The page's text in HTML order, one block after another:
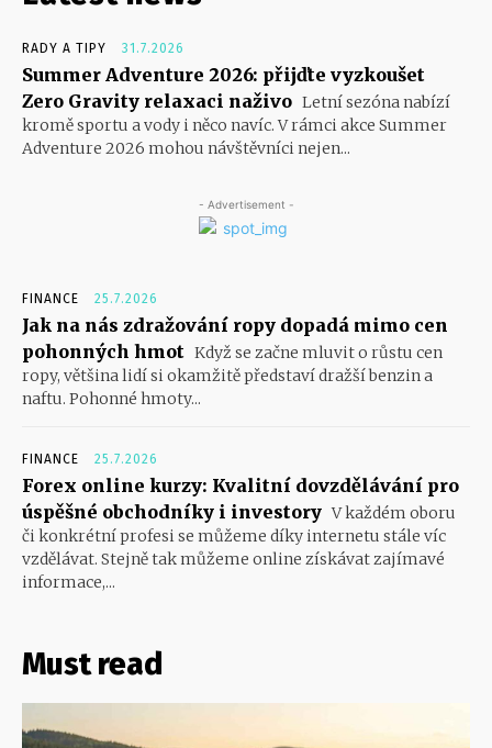
RADY A TIPY 31.7.2026
Summer Adventure 2026: přijďte vyzkoušet
Zero Gravity relaxaci naživo Letní sezóna nabízí
kromě sportu a vody i něco navíc. V rámci akce Summer
Adventure 2026 mohou návštěvníci nejen...
- Advertisement -
FINANCE 25.7.2026
Jak na nás zdražování ropy dopadá mimo cen
pohonných hmot Když se začne mluvit o růstu cen
ropy, většina lidí si okamžitě představí dražší benzin a
naftu. Pohonné hmoty...
FINANCE 25.7.2026
Forex online kurzy: Kvalitní dovzdělávání pro
úspěšné obchodníky i investory V každém oboru
či konkrétní profesi se můžeme díky internetu stále víc
vzdělávat. Stejně tak můžeme online získávat zajímavé
informace,...
Must read